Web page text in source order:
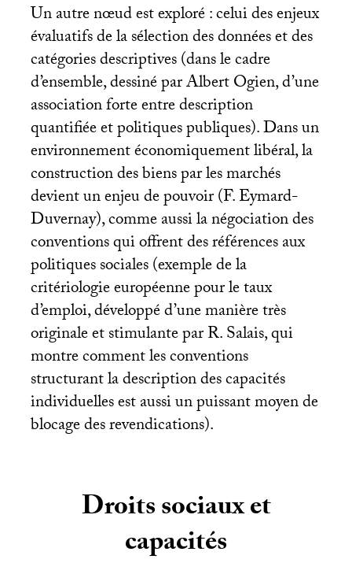
Un autre nœud est exploré : celui des enjeux
évaluatifs de la sélection des données et des
catégories descriptives (dans le cadre
d’ensemble, dessiné par Albert Ogien, d’une
association forte entre description
quantifiée et politiques publiques). Dans un
environnement économiquement libéral, la
construction des biens par les marchés
devient un enjeu de pouvoir (F. Eymard-
Duvernay), comme aussi la négociation des
conventions qui offrent des références aux
politiques sociales (exemple de la
critériologie européenne pour le taux
d’emploi, développé d’une manière très
originale et stimulante par R. Salais, qui
montre comment les conventions
structurant la description des capacités
individuelles est aussi un puissant moyen de
blocage des revendications).
Droits sociaux et
capacités